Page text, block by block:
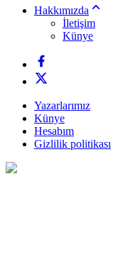
Hakkımızda
İletişim
Künye
Yazarlarımız
Künye
Hesabım
Gizlilik politikası